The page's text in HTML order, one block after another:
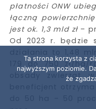
płatności ONW
łączną
jest ok. 1,3 mld zł –
Od 2023 r. będzie
179 do 750 zł/
obsady zwierząt
beneficjent otrzyma
do 50 ha – 50
Ta strona korzysta z
najwyższym poziomie.
że